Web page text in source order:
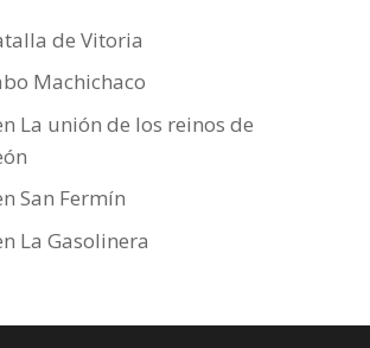
de Vitoria
Machichaco
La unión de los reinos de
San Fermín
La Gasolinera